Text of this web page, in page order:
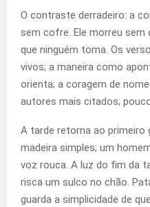
O contraste derradeiro: a
sem cofre. Ele morreu sem
que ninguém toma. Os
vivos; a maneira como
orienta; a coragem de
autores mais citados;
A tarde retorna ao primeiro
madeira simples; um
voz rouca. A luz do fim da
risca um sulco no chão.
guarda a simplicidade de